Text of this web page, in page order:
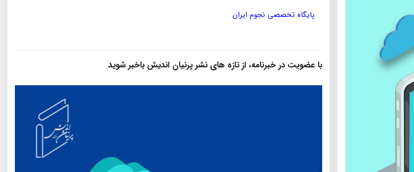
مؤسسه ی پژوهشی حکمت و فلسفه ی ایران
با عضویت در خبرنامه، از تازه‌ های نشر پرنیان‌ اندیش باخبر شوید